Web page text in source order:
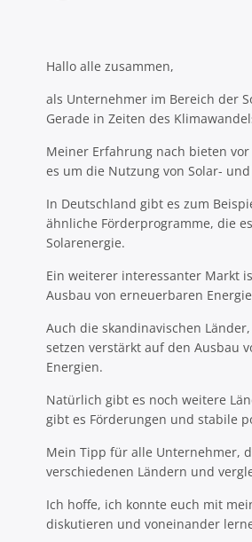
Hallo alle zusammen,
als Unternehmer im Bereich der
Gerade in Zeiten des
Meiner Erfahrung nach bieten
es um die Nutzung von Solar-
In Deutschland gibt es zum
ähnliche Förderprogramme, die
Solarenergie.
Ein weiterer interessanter Markt
Ausbau von erneuerbaren
Auch die skandinavischen
setzen verstärkt auf den Ausbau
Energien.
Natürlich gibt es noch weitere
gibt es Förderungen und stabile
Mein Tipp für alle Unternehmer,
verschiedenen Ländern und
Ich hoffe, ich konnte euch mit
diskutieren und voneinander